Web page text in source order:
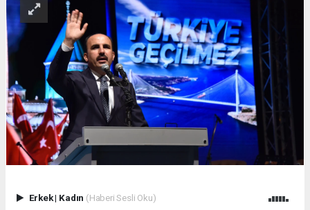
Erkek| Kadın (Haberi Sesli Oku)